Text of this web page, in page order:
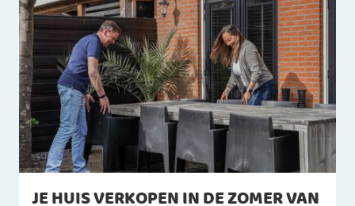
JE HUIS VERKOPEN IN DE ZOMER VAN